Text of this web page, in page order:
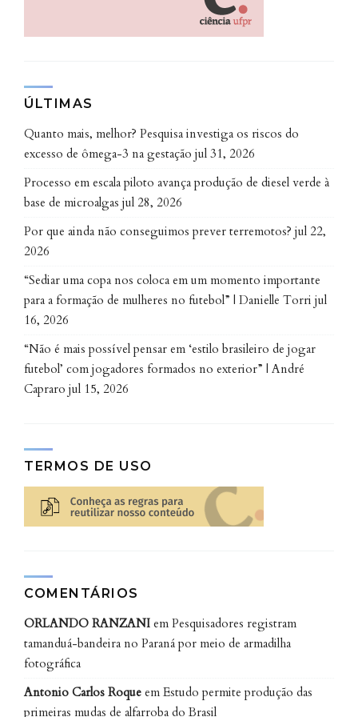
cirurgia extensa recentemente e têm
risco de sangramento, para aqueles
que sofreram traumatismo craniano
pessoas que tomam medicamentos
para afinar o sangue. E é justamente
para cobrir essas limitações que a
fundamental”, explica a médica.
Gatto acrescenta que quanto mais cedo a
trombectomia mecânica for realizada, melhores
serão os resultados.
consideração técnica importante: ele só pode ser
cateter não alcança os vasos menores”.
quatro horas e meia acabam ficando sem tratamento.
para evitar um novo AVC, administrando medicações
preventivas”, complementa Scavasine.
Atualmente, a cada nove pacientes tratados com
trombólise endovenosa, apenas um consegue
ÚLTIMAS
Quanto mais, melhor? Pesquisa investiga os riscos do
excesso de ômega-3 na gestação jul 31, 2026
Processo em escala piloto avança produção de diesel verde à
base de microalgas jul 28, 2026
Por que ainda não conseguimos prever terremotos? jul 22,
2026
“Sediar uma copa nos coloca em um momento importante
para a formação de mulheres no futebol” | Danielle Torri jul
16, 2026
“Não é mais possível pensar em ‘estilo brasileiro de jogar
futebol’ com jogadores formados no exterior” | André
Capraro jul 15, 2026
TERMOS DE USO
COMENTÁRIOS
ORLANDO RANZANI em Pesquisadores registram
tamanduá-bandeira no Paraná por meio de armadilha
fotográfica
Antonio Carlos Roque em Estudo permite produção das
primeiras mudas de alfarroba do Brasil